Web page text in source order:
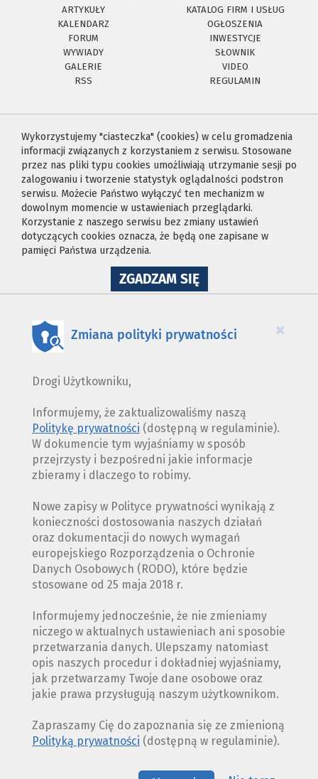
ARTYKUŁY
KATALOG FIRM I USŁUG
KALENDARZ
OGŁOSZENIA
FORUM
INWESTYCJE
WYWIADY
SŁOWNIK
GALERIE
VIDEO
RSS
REGULAMIN
Wykorzystujemy "ciasteczka" (cookies) w celu gromadzenia
informacji związanych z korzystaniem z serwisu. Stosowane
przez nas pliki typu cookies umożliwiają utrzymanie sesji po
zalogowaniu i tworzenie statystyk oglądalności podstron
serwisu. Możecie Państwo wyłączyć ten mechanizm w
dowolnym momencie w ustawieniach przeglądarki.
Korzystanie z naszego serwisu bez zmiany ustawień
dotyczących cookies oznacza, że będą one zapisane w
pamięci Państwa urządzenia.
ZGADZAM SIĘNA
WYKORZYSTANIE
×
Zmiana polityki prywatności
Drogi Użytkowniku,
Informujemy, że zaktualizowaliśmy naszą
Politykę prywatności (dostępną w regulaminie).
W dokumencie tym wyjaśniamy w sposób
przejrzysty i bezpośredni jakie informacje
zbieramy i dlaczego to robimy.
Nowe zapisy w Polityce prywatności wynikają z
konieczności dostosowania naszych działań
oraz dokumentacji do nowych wymagań
europejskiego Rozporządzenia o Ochronie
Danych Osobowych (RODO), które będzie
stosowane od 25 maja 2018 r.
Informujemy jednocześnie, że nie zmieniamy
niczego w aktualnych ustawieniach ani sposobie
przetwarzania danych. Ulepszamy natomiast
opis naszych procedur i dokładniej wyjaśniamy,
jak przetwarzamy Twoje dane osobowe oraz
jakie prawa przysługują naszym użytkownikom.
Zapraszamy Cię do zapoznania się ze zmienioną
Polityką prywatności (dostępną w regulaminie).